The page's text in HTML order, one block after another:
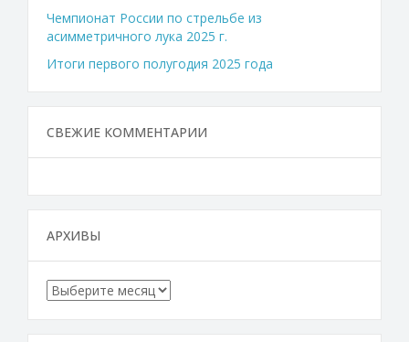
Чемпионат России по стрельбе из
асимметричного лука 2025 г.
Итоги первого полугодия 2025 года
СВЕЖИЕ КОММЕНТАРИИ
АРХИВЫ
Архивы